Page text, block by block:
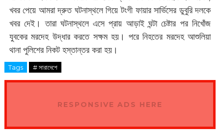
খবর পেয়ে আমরা দ্রুত ঘটনাস্থলে গিয়ে টংগী ফায়ার সার্ভিসের ডুবুরি দলকে
খবর দেই। তারা ঘটনাস্থলে এসে প্রায় আড়াই ঘন্টা চেষ্টার পর নিখোঁজ
যুবকের মরদেহ উদ্ধার করতে সক্ষম হয়। পরে নিহতের মরদেহ আশুলিয়া
থানা পুলিশের নিকট হস্তান্তর করা হয়।
Tags # সারাদেশে
RESPONSIVE ADS HERE